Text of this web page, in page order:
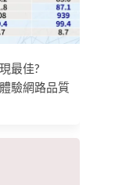
最佳?
驗網路品質